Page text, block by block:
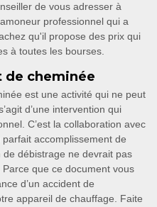
de vous adresser à
professionnel qui a
qu'il propose des prix qui
à toutes les bourses.
de cheminée
est une activité qui ne peut
d’une intervention qui
C’est la collaboration avec
accomplissement de
débistrage ne devrait pas
que ce document vous
d’un accident de
appareil de chauffage. Faite